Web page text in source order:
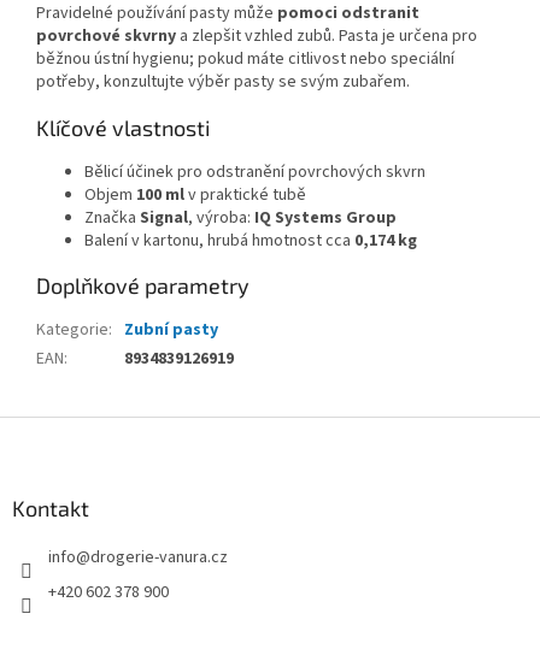
Pravidelné používání pasty může pomoci odstranit
povrchové skvrny a zlepšit vzhled zubů. Pasta je určena pro
běžnou ústní hygienu; pokud máte citlivost nebo speciální
potřeby, konzultujte výběr pasty se svým zubařem.
Klíčové vlastnosti
Bělicí účinek pro odstranění povrchových skvrn
Objem 100 mlv praktické tubě
Značka Signal, výroba: IQ Systems Group
Balení v kartonu, hrubá hmotnost cca 0,174 kg
Doplňkové parametry
Kategorie: Zubní pasty
EAN: 8934839126919
Kontakt
info@drogerie-vanura.cz
+420 602 378 900